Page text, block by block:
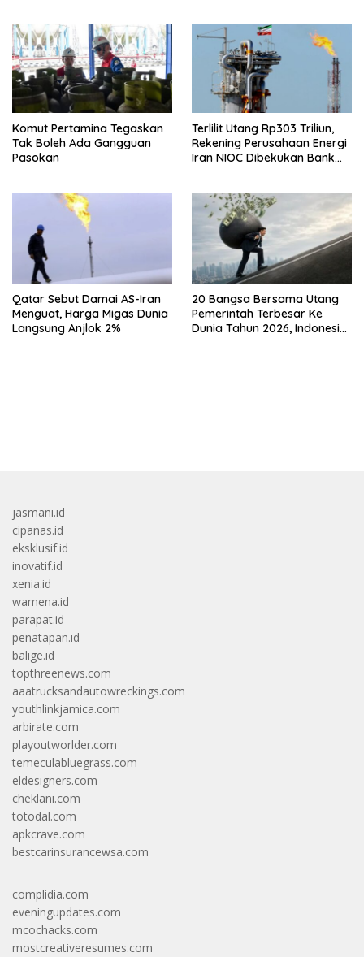
Komut Pertamina Tegaskan
Tak Boleh Ada Gangguan
Pasokan
Terlilit Utang Rp303 Triliun,
Rekening Perusahaan Energi
Iran NIOC Dibekukan Bank
Qatar Sebut Damai AS-Iran
Menguat, Harga Migas Dunia
Langsung Anjlok 2%
20 Bangsa Bersama Utang
Pemerintah Terbesar Ke
Dunia Tahun 2026, Indonesia
jasmani.id
cipanas.id
eksklusif.id
inovatif.id
xenia.id
wamena.id
parapat.id
penatapan.id
balige.id
topthreenews.com
aaatrucksandautowreckings.com
youthlinkjamica.com
arbirate.com
playoutworlder.com
temeculabluegrass.com
eldesigners.com
cheklani.com
totodal.com
apkcrave.com
bestcarinsurancewsa.com
complidia.com
eveningupdates.com
mcochacks.com
mostcreativeresumes.com